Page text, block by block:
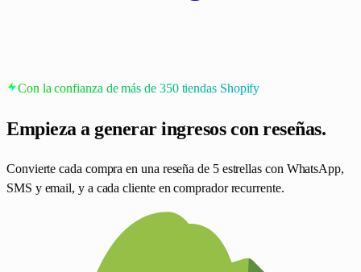
Con la confianza de más de 350 tiendas Shopify
Empieza a generar ingresos con reseñas.
Convierte cada compra en una reseña de 5 estrellas con WhatsApp,
SMS y email, y a cada cliente en comprador recurrente.